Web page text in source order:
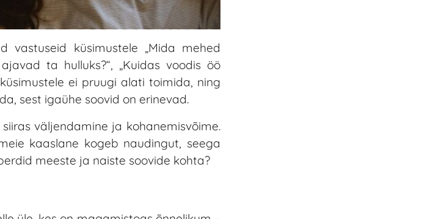
vastuseid küsimustele „Mida mehed
ta hulluks?“, „Kuidas voodis öö
ei pruugi alati toimida, ning
sest igaühe soovid on erinevad.
väljendamine ja kohanemisvõime.
kaaslane kogeb naudingut, seega
meeste ja naiste soovide kohta?